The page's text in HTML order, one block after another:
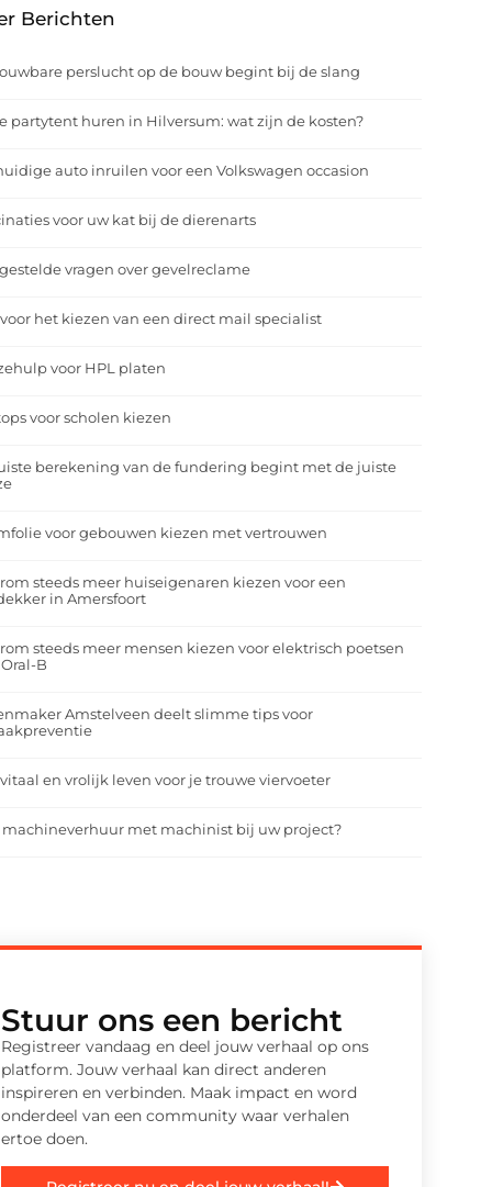
Berichten
perslucht op de bouw begint bij de slang
partytent huren in Hilversum: wat zijn de kosten?
auto inruilen voor een Volkswagen occasion
voor uw kat bij de dierenarts
vragen over gevelreclame
voor het kiezen van een direct mail specialist
voor HPL platen
voor scholen kiezen
berekening van de fundering begint met de juiste
voor gebouwen kiezen met vertrouwen
steeds meer huiseigenaren kiezen voor een
in Amersfoort
steeds meer mensen kiezen voor elektrisch poetsen
B
Amstelveen deelt slimme tips voor
en vrolijk leven voor je trouwe viervoeter
machineverhuur met machinist bij uw project?
Stuur ons een bericht
Registreer vandaag en deel jouw verhaal op ons
platform. Jouw verhaal kan direct anderen
inspireren en verbinden. Maak impact en word
onderdeel van een community waar verhalen
ertoe doen.